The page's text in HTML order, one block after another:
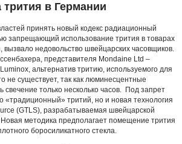
трития в Германии
принять новый кодекс радиационный
запрещающий использование трития в товарах
вызвало недовольство швейцарских часовщиков.
представителя Mondaine Ltd –
альтернатив тритию, используемого для
не существует, так как люминесцентные
свечение только несколько часов. Под запрет
«традиционный» тритий, но и новая технология
(GTLS), разрабатываемая швейцарской
методика предполагает помещение трития
боросиликатного стекла.